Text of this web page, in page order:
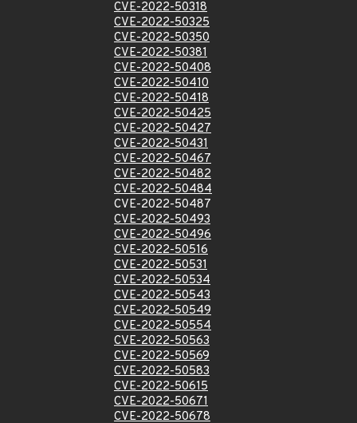
CVE-2022-50318
CVE-2022-50325
CVE-2022-50350
CVE-2022-50381
CVE-2022-50408
CVE-2022-50410
CVE-2022-50418
CVE-2022-50425
CVE-2022-50427
CVE-2022-50431
CVE-2022-50467
CVE-2022-50482
CVE-2022-50484
CVE-2022-50487
CVE-2022-50493
CVE-2022-50496
CVE-2022-50516
CVE-2022-50531
CVE-2022-50534
CVE-2022-50543
CVE-2022-50549
CVE-2022-50554
CVE-2022-50563
CVE-2022-50569
CVE-2022-50583
CVE-2022-50615
CVE-2022-50671
CVE-2022-50678